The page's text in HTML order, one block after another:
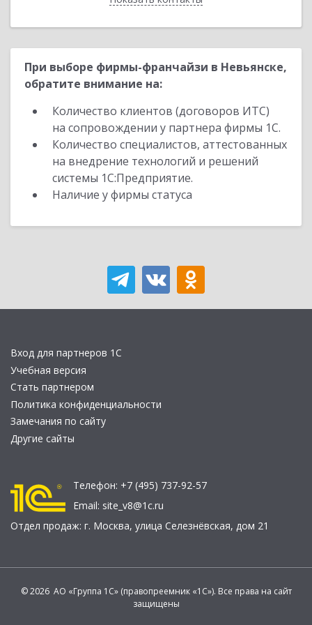
При выборе фирмы-франчайзи в Невьянске,
обратите внимание на:
Количество клиентов (договоров ИТС)
на сопровождении у партнера фирмы 1С.
Количество специалистов, аттестованных
на внедрение технологий и решений
системы 1С:Предприятие.
Наличие у фирмы статуса
Вход для партнеров 1С
Учебная версия
Стать партнером
Политика конфиденциальности
Замечания по сайту
Другие сайты
Телефон: +7 (495) 737-92-57
Email: site_v8@1c.ru
Отдел продаж: г. Москва, улица Селезнёвская, дом 21
© 2026 АО «Группа 1С» (правопреемник «1С»). Все права на сайт
защищены